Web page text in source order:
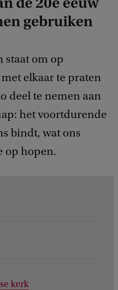
gebruiken
staat om op
elkaar te praten
deel te nemen aan
het voortdurende
bindt, wat ons
op hopen.
kerk